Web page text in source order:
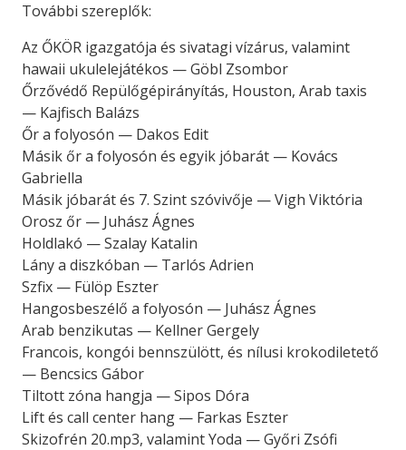
További szereplők:
Az ŐKÖR igazgatója és sivatagi vízárus, valamint
hawaii ukulelejátékos — Göbl Zsombor
Őrzővédő Repülőgépirányítás, Houston, Arab taxis
— Kajfisch Balázs
Őr a folyosón — Dakos Edit
Másik őr a folyosón és egyik jóbarát — Kovács
Gabriella
Másik jóbarát és 7. Szint szóvivője — Vigh Viktória
Orosz őr — Juhász Ágnes
Holdlakó — Szalay Katalin
Lány a diszkóban — Tarlós Adrien
Szfix — Fülöp Eszter
Hangosbeszélő a folyosón — Juhász Ágnes
Arab benzikutas — Kellner Gergely
Francois, kongói bennszülött, és nílusi krokodiletető
— Bencsics Gábor
Tiltott zóna hangja — Sipos Dóra
Lift és call center hang — Farkas Eszter
Skizofrén 20.mp3, valamint Yoda — Győri Zsófi